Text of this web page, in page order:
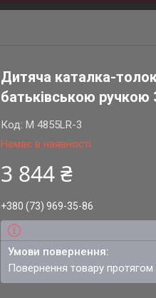
Дитяча каталка-
батьківською ручкою
Немає в наявності
Код:M 4855LR-3
3 844 ₴
+380 (73) 969-35-86
повернення товару